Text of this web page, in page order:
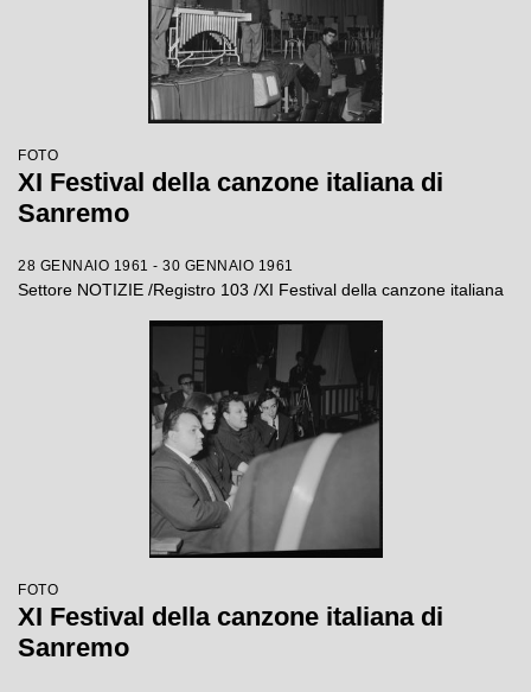
FOTO
XI Festival della canzone italiana di
Sanremo
28 GENNAIO 1961 - 30 GENNAIO 1961
Settore NOTIZIE /Registro 103 /XI Festival della canzone italiana
FOTO
XI Festival della canzone italiana di
Sanremo